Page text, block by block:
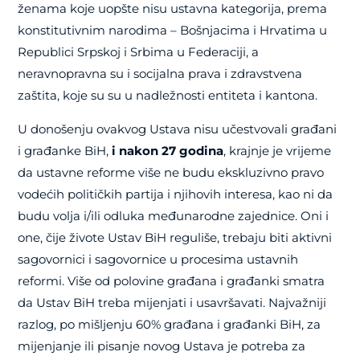
ženama koje uopšte nisu ustavna kategorija, prema
konstitutivnim narodima – Bošnjacima i Hrvatima u
Republici Srpskoj i Srbima u Federaciji, a
neravnopravna su i socijalna prava i zdravstvena
zaštita, koje su su u nadležnosti entiteta i kantona.
U donošenju ovakvog Ustava nisu učestvovali građani
i građanke BiH,i nakon 27 godina, krajnje je vrijeme
da ustavne reforme više ne budu ekskluzivno pravo
vodećih političkih partija i njihovih interesa, kao ni da
budu volja i/ili odluka međunarodne zajednice. Oni i
one, čije živote Ustav BiH reguliše, trebaju biti aktivni
sagovornici i sagovornice u procesima ustavnih
reformi. Više od polovine građana i građanki smatra
da Ustav BiH treba mijenjati i usavršavati. Najvažniji
razlog, po mišljenju 60% građana i građanki BiH, za
mijenjanje ili pisanje novog Ustava je potreba za